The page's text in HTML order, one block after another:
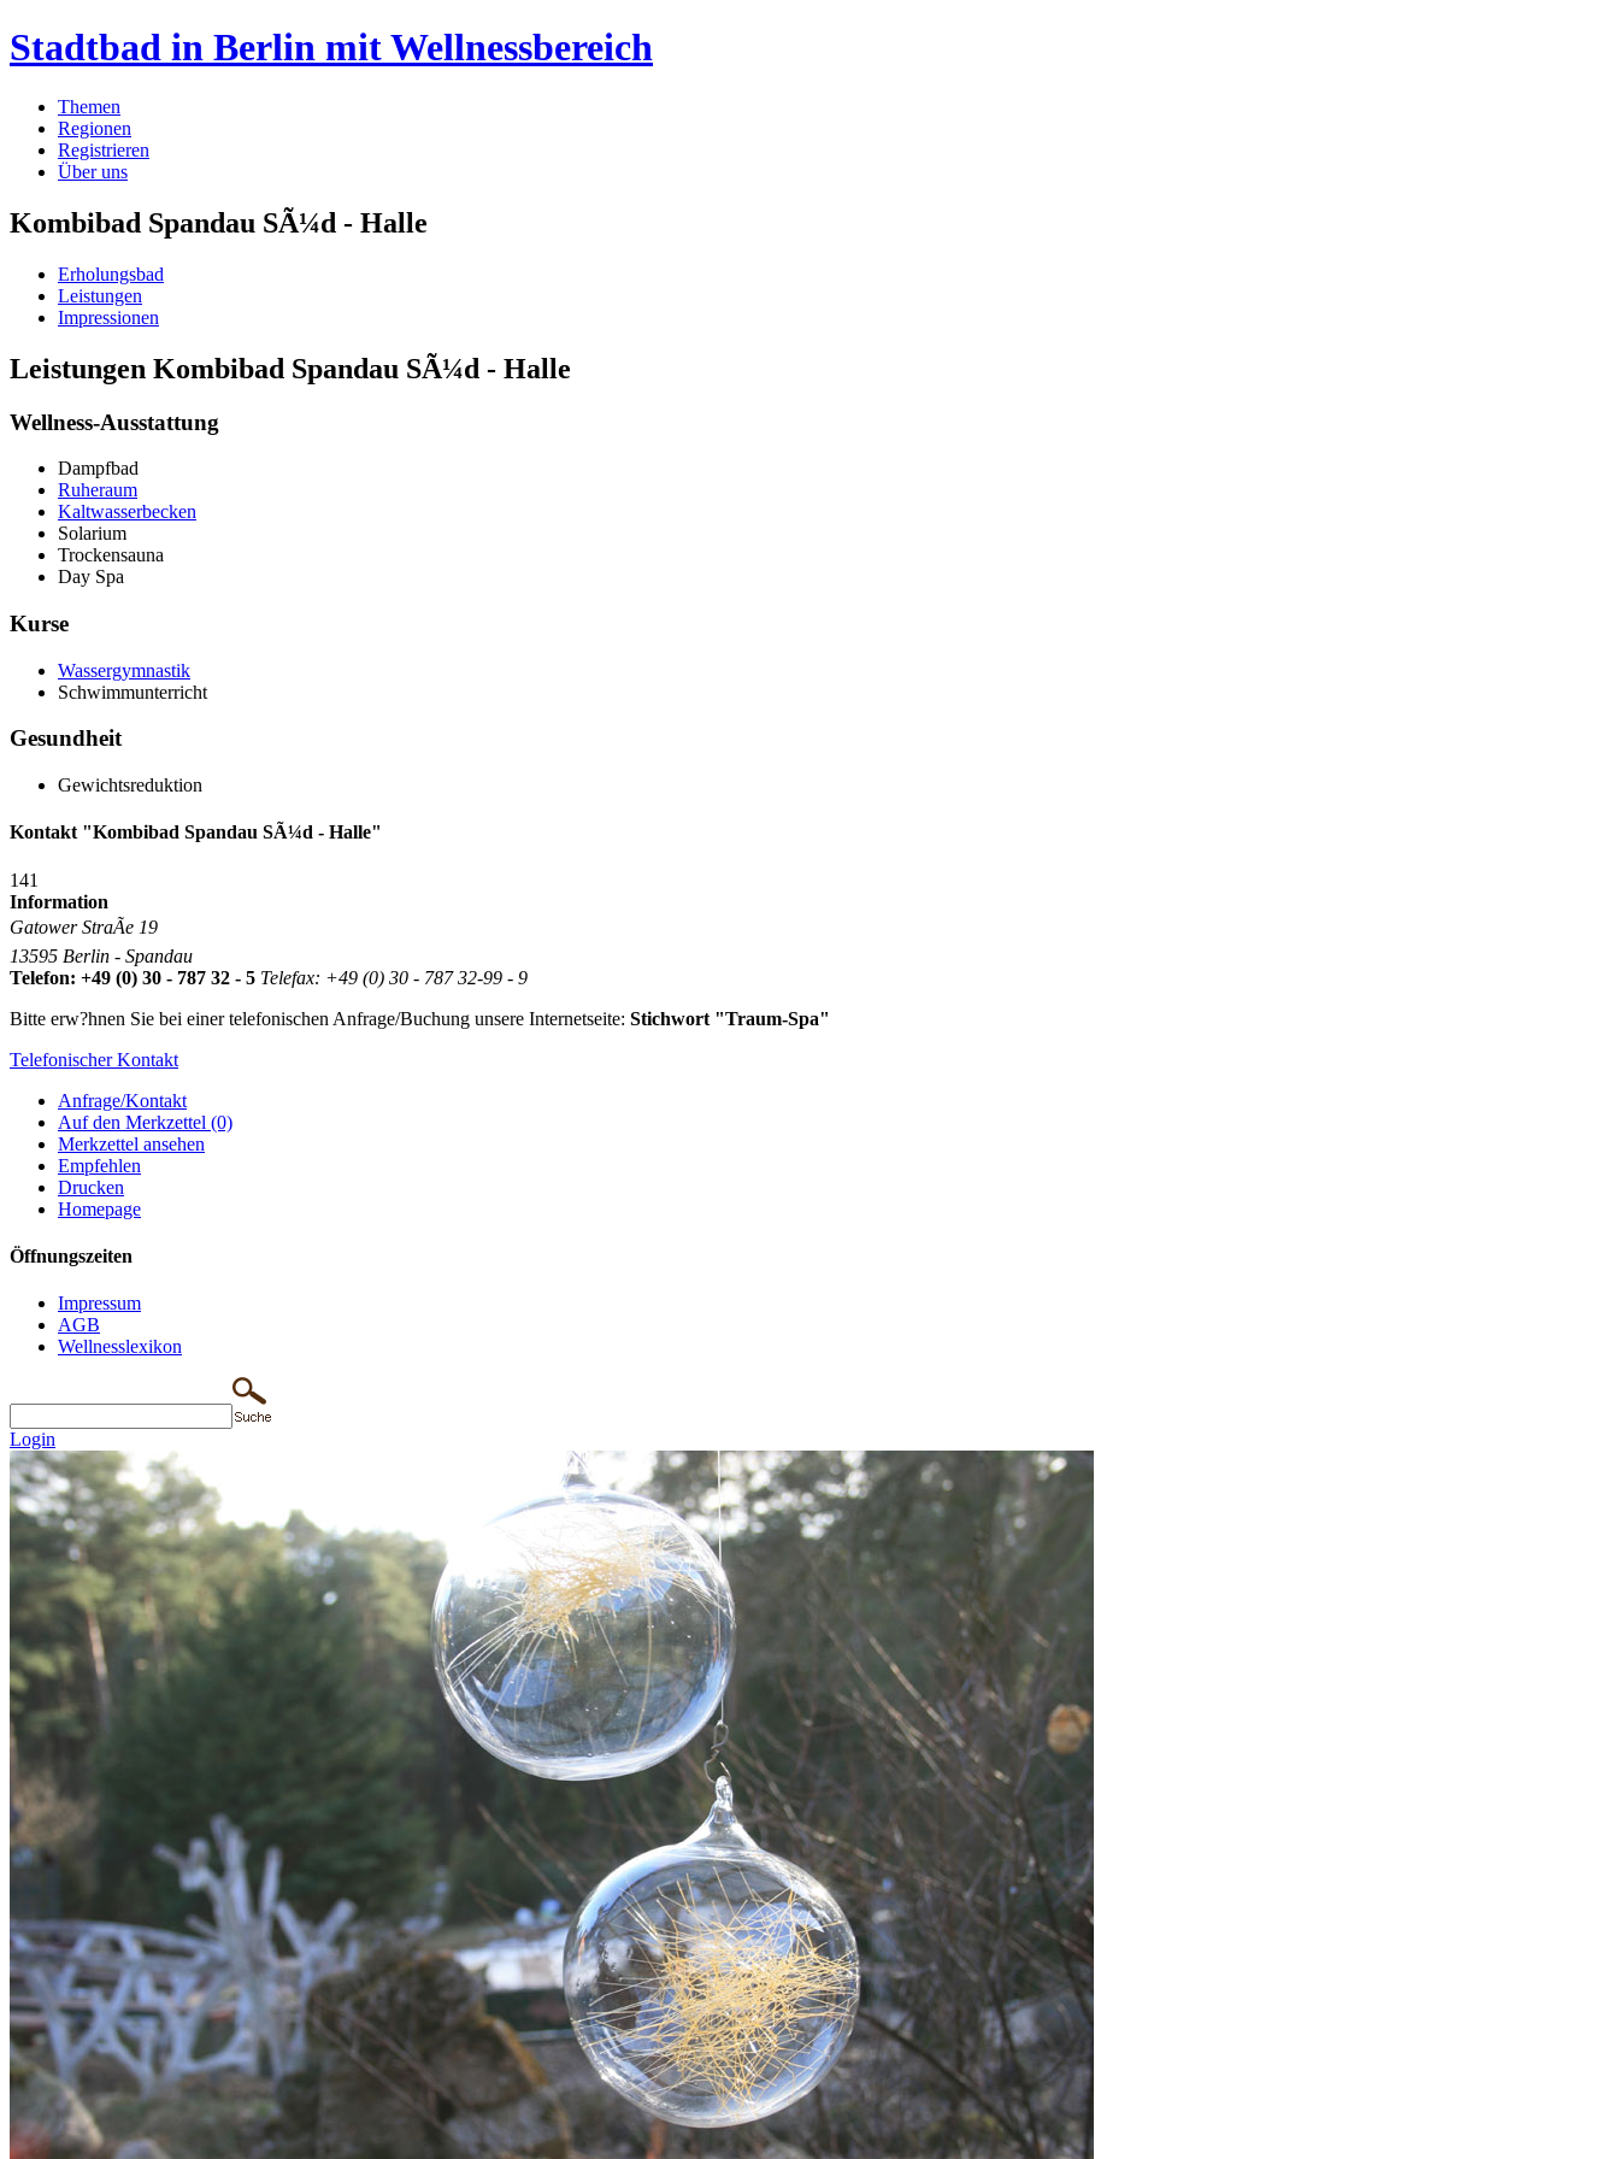
Stadtbad in Berlin mit Wellnessbereich
Themen
Regionen
Registrieren
Über uns
Kombibad Spandau SÃ¼d - Halle
Erholungsbad
Leistungen
Impressionen
Leistungen Kombibad Spandau SÃ¼d - Halle
Wellness-Ausstattung
Dampfbad
Ruheraum
Kaltwasserbecken
Solarium
Trockensauna
Day Spa
Kurse
Wassergymnastik
Schwimmunterricht
Gesundheit
Gewichtsreduktion
Kontakt "Kombibad Spandau SÃ¼d - Halle"
141
Information
Gatower StraÃe 19
13595 Berlin - Spandau
Telefon: +49 (0) 30 - 787 32 - 5 Telefax: +49 (0) 30 - 787 32-99 - 9
Bitte erw?hnen Sie bei einer telefonischen Anfrage/Buchung unsere Internetseite: Stichwort "Traum-Spa"
Telefonischer Kontakt
Anfrage/Kontakt
Auf den Merkzettel (0)
Merkzettel ansehen
Empfehlen
Drucken
Homepage
Öffnungszeiten
Impressum
AGB
Wellnesslexikon
Login